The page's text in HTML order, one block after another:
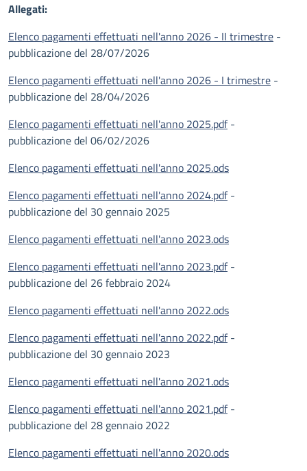
Allegati:
Elenco pagamenti effettuati nell'anno 2026 - II trimestre -
pubblicazione del 28/07/2026
Elenco pagamenti effettuati nell'anno 2026 - I trimestre -
pubblicazione del 28/04/2026
Elenco pagamenti effettuati nell'anno 2025.pdf-
pubblicazione del 06/02/2026
Elenco pagamenti effettuati nell'anno 2025.ods
Elenco pagamenti effettuati nell'anno 2024.pdf-
pubblicazione del 30 gennaio 2025
Elenco pagamenti effettuati nell'anno 2023.ods
Elenco pagamenti effettuati nell'anno 2023.pdf-
pubblicazione del 26 febbraio 2024
Elenco pagamenti effettuati nell'anno 2022.ods
Elenco pagamenti effettuati nell'anno 2022.pdf-
pubblicazione del 30 gennaio 2023
Elenco pagamenti effettuati nell'anno 2021.ods
Elenco pagamenti effettuati nell'anno 2021.pdf-
pubblicazione del 28 gennaio 2022
Elenco pagamenti effettuati nell'anno 2020.ods